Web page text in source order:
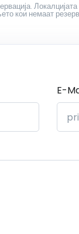
кои немаат
E-